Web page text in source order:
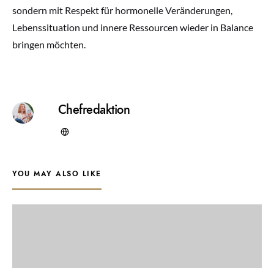
sondern mit Respekt für hormonelle Veränderungen,
Lebenssituation und innere Ressourcen wieder in Balance
bringen möchten.
Chefredaktion
YOU MAY ALSO LIKE